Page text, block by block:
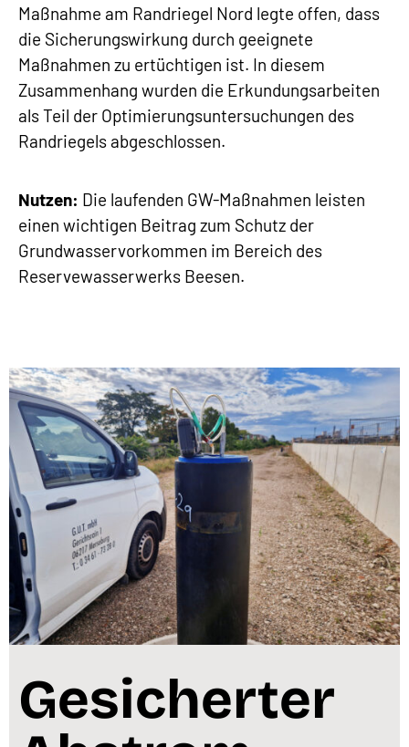
Maßnahme am Randriegel Nord legte offen, dass
die Sicherungswirkung durch geeignete
Maßnahmen zu ertüchtigen ist. In diesem
Zusammenhang wurden die Erkundungsarbeiten
als Teil der Optimierungsuntersuchungen des
Randriegels abgeschlossen.
Nutzen: Die laufenden GW-Maßnahmen leisten
einen wichtigen Beitrag zum Schutz der
Grundwasservorkommen im Bereich des
Reservewasserwerks Beesen.
Gesicherter